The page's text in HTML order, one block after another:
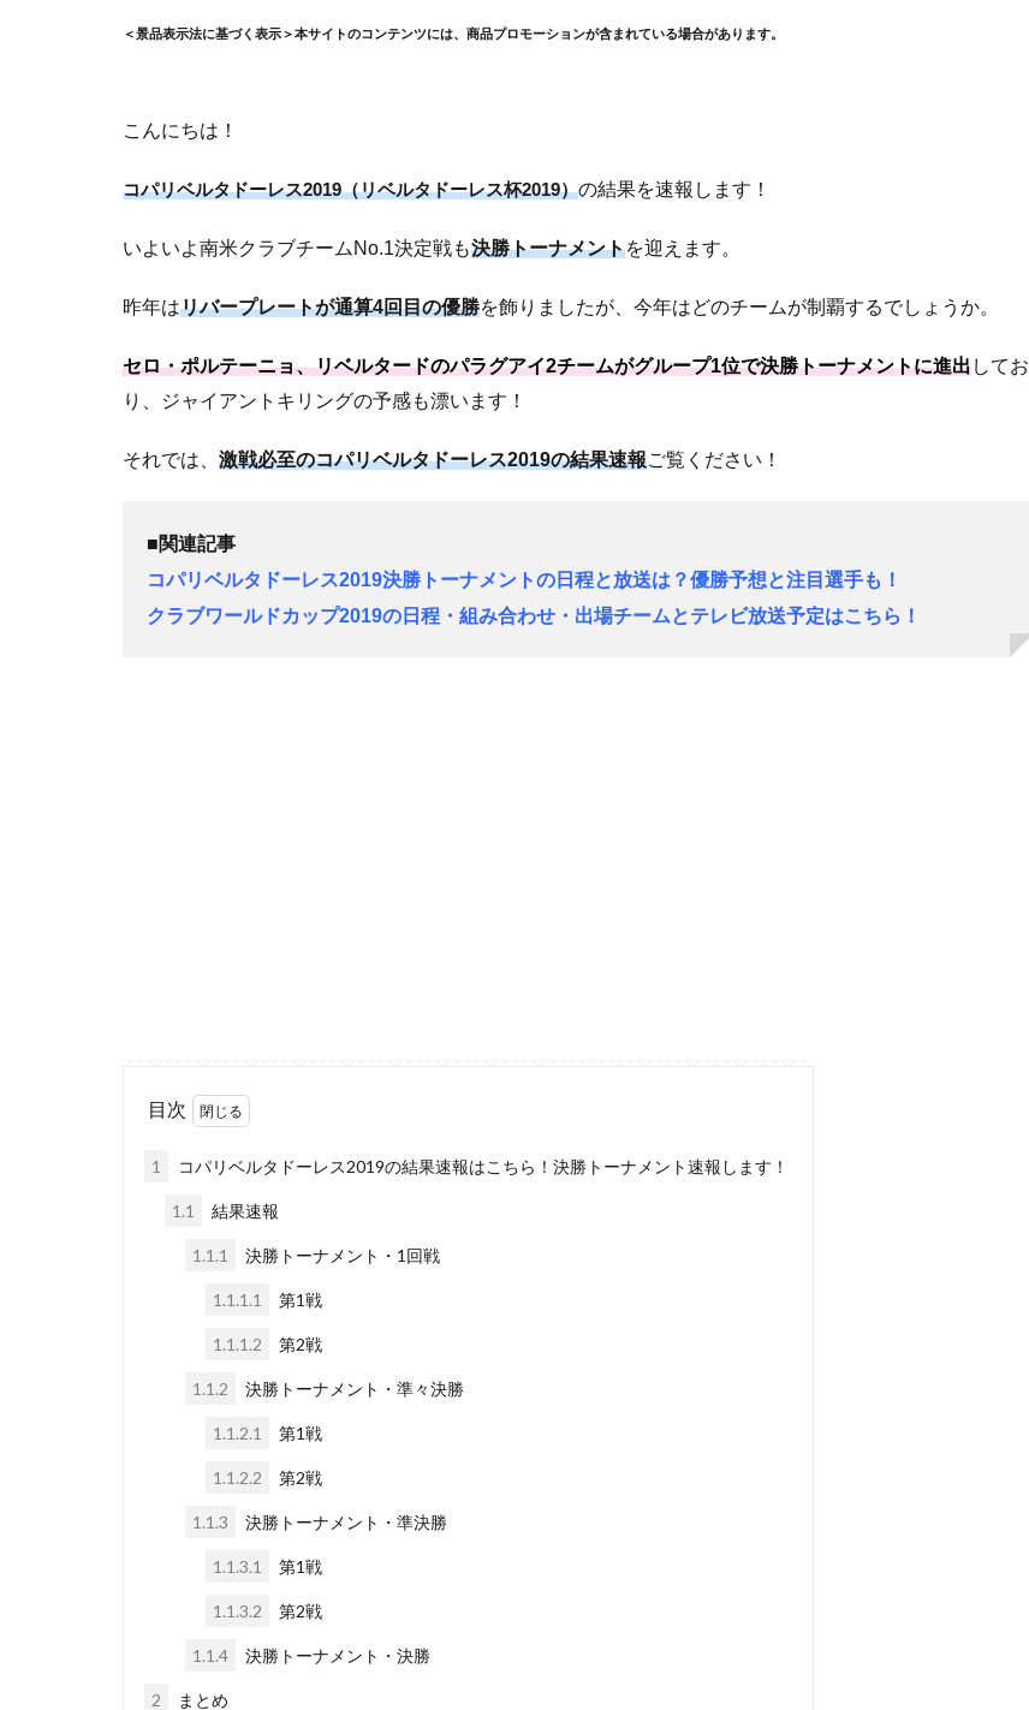
＜景品表示法に基づく表示＞本サイトのコンテンツには、商品プロモーションが含まれている場合があります。
こんにちは！
コパリベルタドーレス2019（リベルタドーレス杯2019）の結果を速報します！
いよいよ南米クラブチームNo.1決定戦も決勝トーナメントを迎えます。
昨年はリバープレートが通算4回目の優勝を飾りましたが、今年はどのチームが制覇するでしょうか。
セロ・ポルテーニョ、リベルタードのパラグアイ2チームがグループ1位で決勝トーナメントに進出してお
り、ジャイアントキリングの予感も漂います！
それでは、 激戦必至のコパリベルタドーレス2019の結果速報ご覧ください！
■関連記事
コパリベルタドーレス2019決勝トーナメントの日程と放送は？優勝予想と注目選手も！
クラブワールドカップ2019の日程・組み合わせ・出場チームとテレビ放送予定はこちら！
目次
1 コパリベルタドーレス2019の結果速報はこちら！決勝トーナメント速報します！
1.1 結果速報
1.1.1 決勝トーナメント・1回戦
1.1.1.1 第1戦
1.1.1.2 第2戦
1.1.2 決勝トーナメント・準々決勝
1.1.2.1 第1戦
1.1.2.2 第2戦
1.1.3 決勝トーナメント・準決勝
1.1.3.1 第1戦
1.1.3.2 第2戦
1.1.4 決勝トーナメント・決勝
2 まとめ